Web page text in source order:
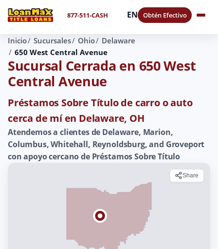
877-511-CASH EN Obtén Efectivo
Inicio Sucursales Ohio
Delaware
650 West Central Avenue
Sucursal Cerrada en 650 West
Central Avenue
Préstamos Sobre Título de carro o auto
cerca de mí en Delaware, OH
Atendemos a clientes de Delaware, Marion,
Columbus, Whitehall, Reynoldsburg, and Groveport
con apoyo cercano de Préstamos Sobre Título
Share